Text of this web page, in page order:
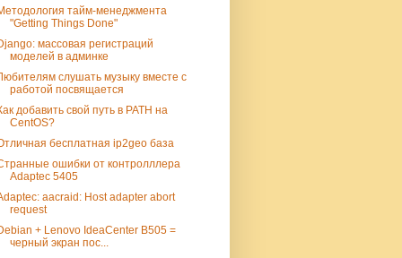
тайм-менеджмента
"Getting Things Done"
массовая регистраций
моделей в админке
слушать музыку вместе с
работой посвящается
добавить свой путь в PATH на
CentOS?
бесплатная ip2geo база
ошибки от контролллера
Adaptec 5405
aacraid: Host adapter abort
request
+ Lenovo IdeaCenter B505 =
черный экран пос...